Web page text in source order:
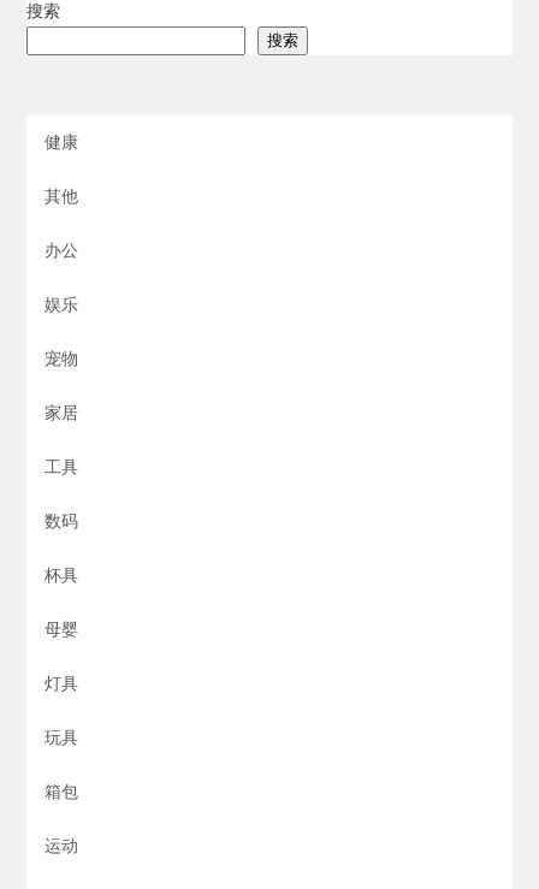
搜索
搜索
健康
其他
办公
娱乐
宠物
家居
工具
数码
杯具
母婴
灯具
玩具
箱包
运动